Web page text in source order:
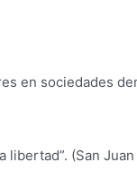
en sociedades
(San Juan